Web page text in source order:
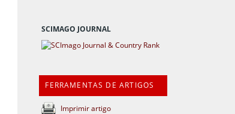
SCIMAGO JOURNAL
FERRAMENTAS DE ARTIGOS
Imprimir artigo